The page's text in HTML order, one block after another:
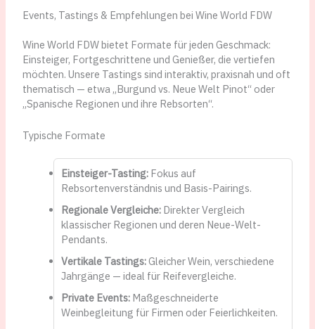
Events, Tastings & Empfehlungen bei Wine World FDW
Wine World FDW bietet Formate für jeden Geschmack:
Einsteiger, Fortgeschrittene und Genießer, die vertiefen
möchten. Unsere Tastings sind interaktiv, praxisnah und oft
thematisch — etwa „Burgund vs. Neue Welt Pinot“ oder
„Spanische Regionen und ihre Rebsorten“.
Typische Formate
Einsteiger-Tasting:Fokus auf
Rebsortenverständnis und Basis-Pairings.
Regionale Vergleiche:Direkter Vergleich
klassischer Regionen und deren Neue-Welt-
Pendants.
Vertikale Tastings:Gleicher Wein, verschiedene
Jahrgänge — ideal für Reifevergleiche.
Private Events:Maßgeschneiderte
Weinbegleitung für Firmen oder Feierlichkeiten.